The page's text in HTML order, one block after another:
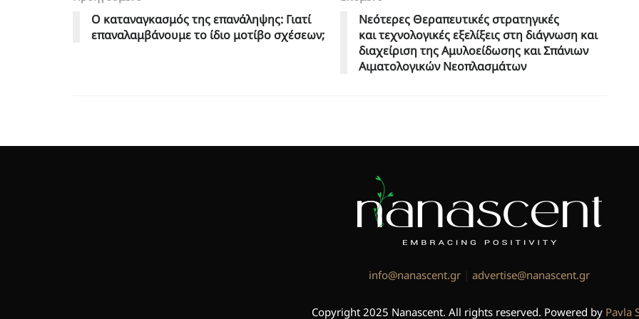
Ο καταναγκασμός της επανάληψης: Γιατί
επαναλαμβάνουμε το ίδιο μοτίβο σχέσεων;
Νεότερες Θεραπευτικές στρατηγικές
και τεχνολογικές εξελίξεις στη διάγνωση και
διαχείριση της Αμυλοείδωσης και Σπάνιων
Αιματολογικών Νεοπλασμάτων
info@nanascent.gr advertise@nanascent.gr
Copyright 2025 Nanascent. All rights reserved. Powered by Pavla